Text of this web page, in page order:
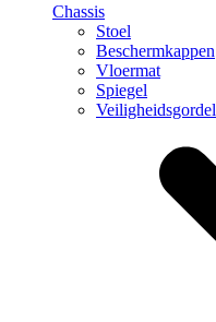
Chassis
Stoel
Beschermkappen
Vloermat
Spiegel
Veiligheidsgordel